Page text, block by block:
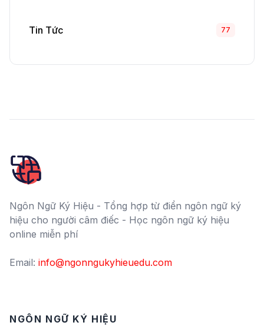
Tin Tức 77
Ngôn Ngữ Ký Hiệu - Tổng hợp từ điển ngôn ngữ ký
hiệu cho người câm điếc - Học ngôn ngữ ký hiệu
online miễn phí
Email: info@ngonngukyhieuedu.com
NGÔN NGỮ KÝ HIỆU